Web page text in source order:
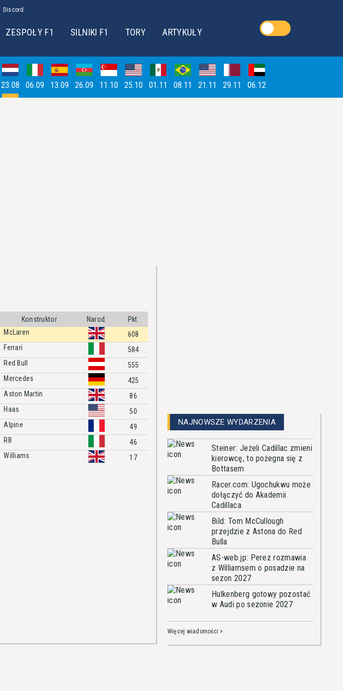
Discord
ZESPOŁY F1 SILNIKI F1 TORY ARTYKUŁY
23.08 06.09 13.09 26.09 11.10 25.10 01.11 08.11 21.11 29.11 06.12
Konstruktor Narod.
Pkt.
McLaren
608
Ferrari
584
Red Bull
555
Mercedes
425
Aston Martin
86
Haas
50
Alpine
49
RB
46
Williams 17
NAJNOWSZE WYDARZENIA
Steiner: Jeżeli Cadillac zmieni
kierowcę, to pożegna się z
Bottasem
Racer.com: Ugochukwu może
dołączyć do Akademii
Cadillaca
Bild: Tom McCullough
przejdzie z Astona do Red
Bulla
AS-web.jp: Perez rozmawia
z Williamsem o posadzie na
sezon 2027
Hulkenberg gotowy pozostać
w Audi po sezonie 2027
Więcej wiadomości >